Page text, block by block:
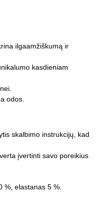
ilgaamžiškumą ir
kasdieniam
odos.
skalbimo instrukcijų, kad
įvertinti savo poreikius
%, elastanas 5 %.